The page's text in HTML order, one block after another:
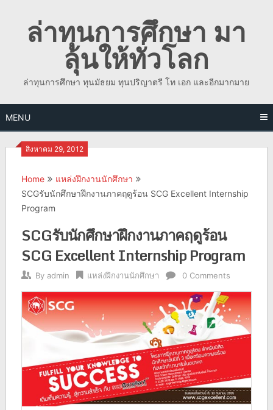
contentล่าทุนการศึกษา มา
ลุ้นให้ทั่วโลก
ล่าทุนการศึกษา ทุนมัธยม ทุนปริญาตรี โท เอก และอีกมากมาย
MENU
สิงหาคม 29, 2012
Home
แหล่งฝึกงานนักศึกษา
SCGรับนักศึกษาฝึกงานภาคฤดูร้อน SCG Excellent Internship
Program
SCGรับนักศึกษาฝึกงานภาคฤดูร้อน
SCG Excellent Internship Program
By admin แหล่งฝึกงานนักศึกษา 0 Comments